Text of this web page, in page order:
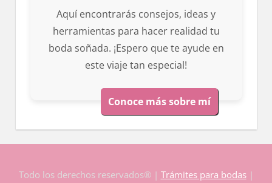
Aquí encontrarás consejos, ideas y
herramientas para hacer realidad tu
boda soñada. ¡Espero que te ayude en
este viaje tan especial!
Conoce más sobre mí
Todo los derechos reservados® | Trámites para bodas|